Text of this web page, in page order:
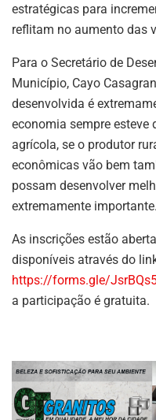
estratégicas para
reflitam no aumento das
Para o Secretário de
Município, Cayo
desenvolvida é
economia sempre
agrícola, se o produtor
econômicas vão bem
possam desenvolver
extremamente
As inscrições estão
disponíveis através do
https://forms.gle/
a participação é gratuita.